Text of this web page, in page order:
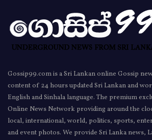
Gossip99.com is a Sri Lankan online Gossip
content of 24 hours updated Sri Lankan and
English and Sinhala language. The premium
Online News Network providing around the
local, international, world, politics, sports,
and event photos. We provide Sri Lanka news,